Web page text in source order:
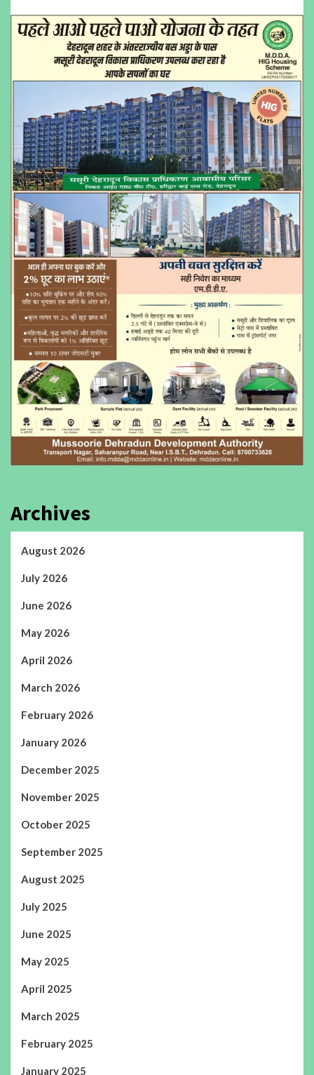
Archives
August 2026
July 2026
June 2026
May 2026
April 2026
March 2026
February 2026
January 2026
December 2025
November 2025
October 2025
September 2025
August 2025
July 2025
June 2025
May 2025
April 2025
March 2025
February 2025
January 2025